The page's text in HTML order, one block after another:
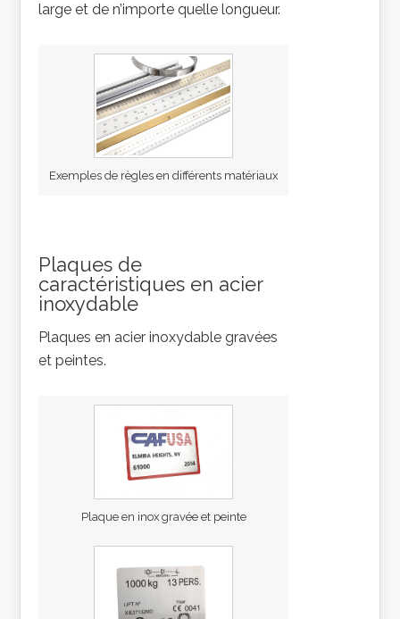
large et de n’importe quelle longueur.
Exemples de règles en différents matériaux
Plaques de
caractéristiques en acier
inoxydable
Plaques en acier inoxydable gravées
et peintes.
Plaque en inox gravée et peinte